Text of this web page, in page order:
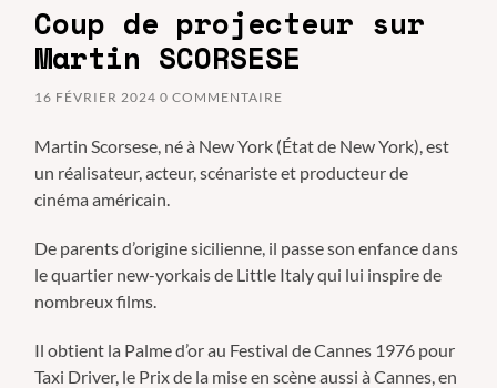
Coup de projecteur sur
Martin SCORSESE
16 FÉVRIER 2024 0 COMMENTAIRE
Martin Scorsese, né à New York (État de New York), est
un réalisateur, acteur, scénariste et producteur de
cinéma américain.
De parents d’origine sicilienne, il passe son enfance dans
le quartier new-yorkais de Little Italy qui lui inspire de
nombreux films.
Il obtient la Palme d’or au Festival de Cannes 1976 pour
Taxi Driver, le Prix de la mise en scène aussi à Cannes, en